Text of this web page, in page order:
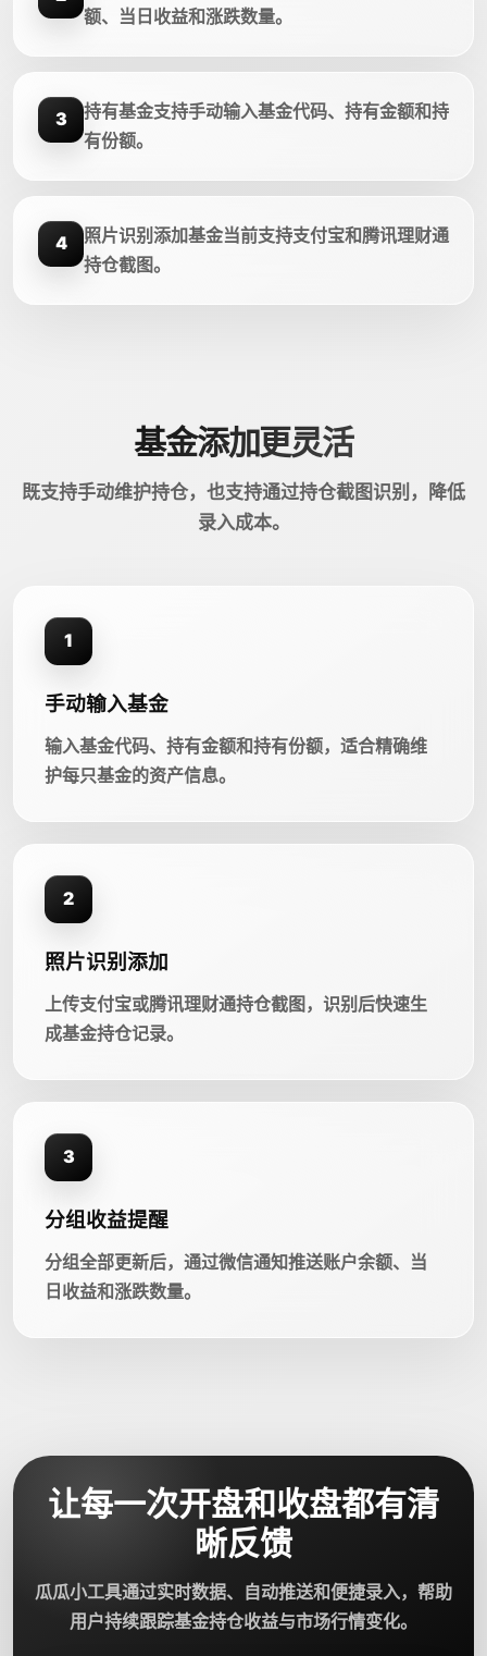
额、当日收益和涨跌数量。
3
持有基金支持手动输入基金代码、持有金额和持
有份额。
4
照片识别添加基金当前支持支付宝和腾讯理财通
持仓截图。
基金添加更灵活
既支持手动维护持仓，也支持通过持仓截图识别，降低
录入成本。
1
手动输入基金
输入基金代码、持有金额和持有份额，适合精确维
护每只基金的资产信息。
2
照片识别添加
上传支付宝或腾讯理财通持仓截图，识别后快速生
成基金持仓记录。
3
分组收益提醒
分组全部更新后，通过微信通知推送账户余额、当
日收益和涨跌数量。
让每一次开盘和收盘都有清
晰反馈
瓜瓜小工具通过实时数据、自动推送和便捷录入，帮助
用户持续跟踪基金持仓收益与市场行情变化。